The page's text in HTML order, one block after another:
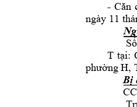
- Căn
ngày 11
T tại:
phường H,
B